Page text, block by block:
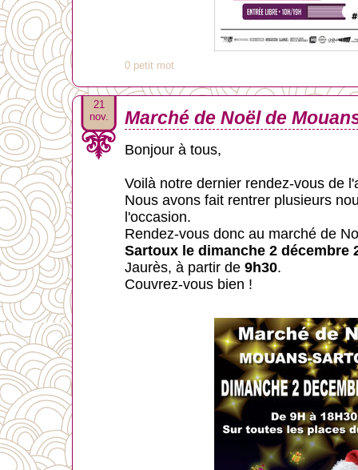
0 petit mot
21
nov.
Marché de Noël de
Bonjour à tous,
Voilà notre dernier rendez-vous de
Nous avons fait rentrer plusieurs
l'occasion.
Rendez-vous donc au marché de
Sartoux le dimanche 2 décembre
Jaurès, à partir de 9h30.
Couvrez-vous bien !